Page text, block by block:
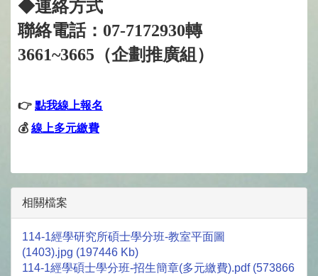
◆連絡方式
聯絡電話：07-7172930轉
3661~3665（企劃推廣組）
👉 點我線上報名
💰 線上多元繳費
相關檔案
114-1經學研究所碩士學分班-教室平面圖
(1403).jpg (197446 Kb)
114-1經學碩士學分班-招生簡章(多元繳費).pdf (573866